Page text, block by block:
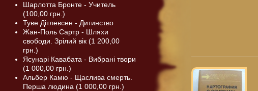
Шарлотта Бронте - Учитель
(100,00 грн.)
Туве Дітлевсен - Дитинство
Жан-Поль Сартр - Шляхи
свободи. Зрілий вік (1 200,00
грн.)
Ясунарі Кавабата - Вибрані твори
(1 000,00 грн.)
Альбер Камю - Щаслива смерть.
Перша людина (1 000,00 грн.)